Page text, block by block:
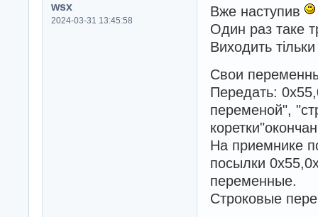
wsx
2024-03-31 13:45:58
Вже наступив
Один раз таке
Виходить
Свои
Передать:
переменой",
На приемнике
посылки
переменные.
Строковые